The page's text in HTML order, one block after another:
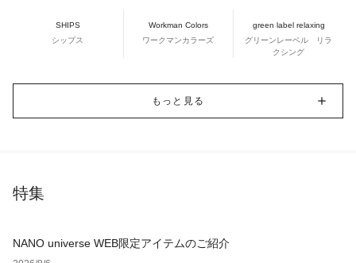
SHIPS
シップス
Workman Colors
ワークマンカラーズ
green label relaxing
グリーンレーベル リラ
クシング
もっと見る
特集
NANO universe WEB限定アイテムのご紹介